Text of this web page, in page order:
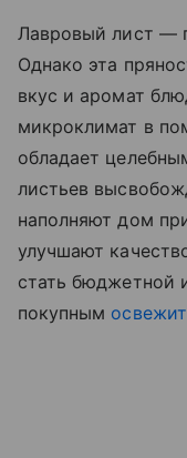
Лавровый лист —
Однако эта
вкус и аромат
микроклимат в
обладает
листьев
наполняют дом
улучшают
стать бюджетной
покупным